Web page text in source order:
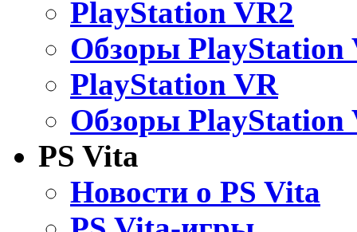
PlayStation VR2
Обзоры PlayStation
PlayStation VR
Обзоры PlayStation
PS Vita
Новости о PS Vita